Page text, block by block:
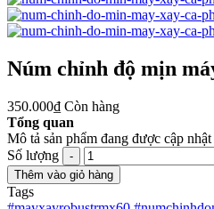
Núm chỉnh độ mịn
350.000₫ Còn hàng
Tổng quan
Mô tả sản phẩm đang được cập nhật
Số lượng
-
Thêm vào giỏ hàng
Tags